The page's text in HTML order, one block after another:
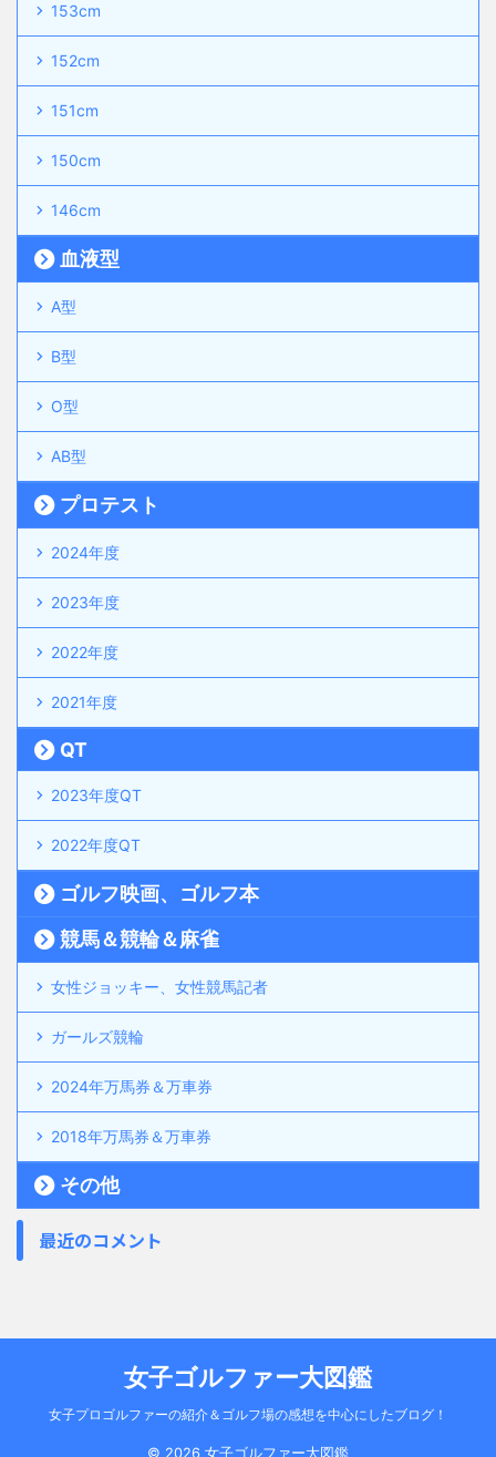
153cm
152cm
151cm
150cm
146cm
血液型
A型
B型
O型
AB型
プロテスト
2024年度
2023年度
2022年度
2021年度
QT
2023年度QT
2022年度QT
ゴルフ映画、ゴルフ本
競馬＆競輪＆麻雀
女性ジョッキー、女性競馬記者
ガールズ競輪
2024年万馬券＆万車券
2018年万馬券＆万車券
その他
最近のコメント
女子ゴルファー大図鑑
女子プロゴルファーの紹介＆ゴルフ場の感想を中心にしたブログ！
© 2026 女子ゴルファー大図鑑